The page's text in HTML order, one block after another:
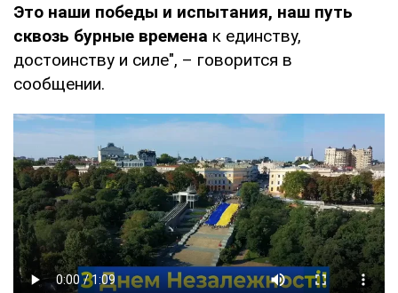
Это наши победы и испытания, наш путь
сквозь бурные времена к единству,
достоинству и силе", – говорится в
сообщении.